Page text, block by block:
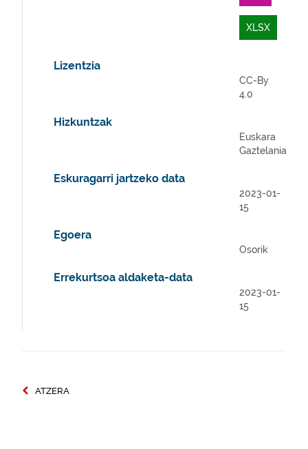
XLSX
Lizentzia
CC-By
4.0
Hizkuntzak
Euskara
Gaztelania
Eskuragarri jartzeko data
2023-01-
15
Egoera
Osorik
Errekurtsoa aldaketa-data
2023-01-
15
ATZERA